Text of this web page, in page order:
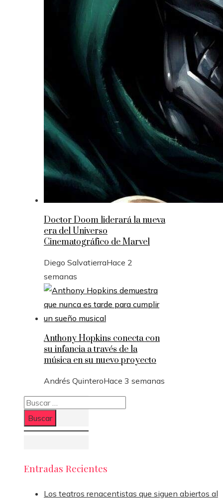
Doctor Doom liderará la nueva
era del Universo
Cinematográfico de Marvel
Diego SalvatierraHace 2
semanas
Anthony Hopkins conecta con
su infancia a través de la
música en su nuevo proyecto
Andrés QuinteroHace 3 semanas
Buscar:
Entradas Recientes
Los teatros renacentistas que siguen abiertos al